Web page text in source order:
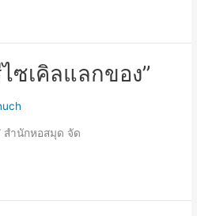
ซเคิลแลกของ”
สำนักหอสมุด จัด